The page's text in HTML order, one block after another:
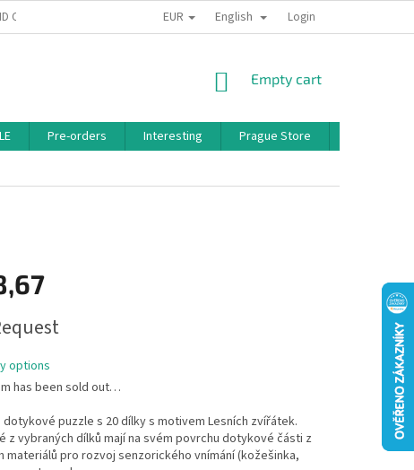
CONDITIONS PRIVACY POLICY BONUS PROGRAM
EUR English Login
SHOPPING
Empty cart
Pre-orders Interesting Prague Store
options
has been sold out…
puzzle s 20 dílky s motivem Lesních zvířátek.
z vybraných dílků mají na svém povrchu dotykové části z
materiálů pro rozvoj senzorického vnímání (kožešinka,